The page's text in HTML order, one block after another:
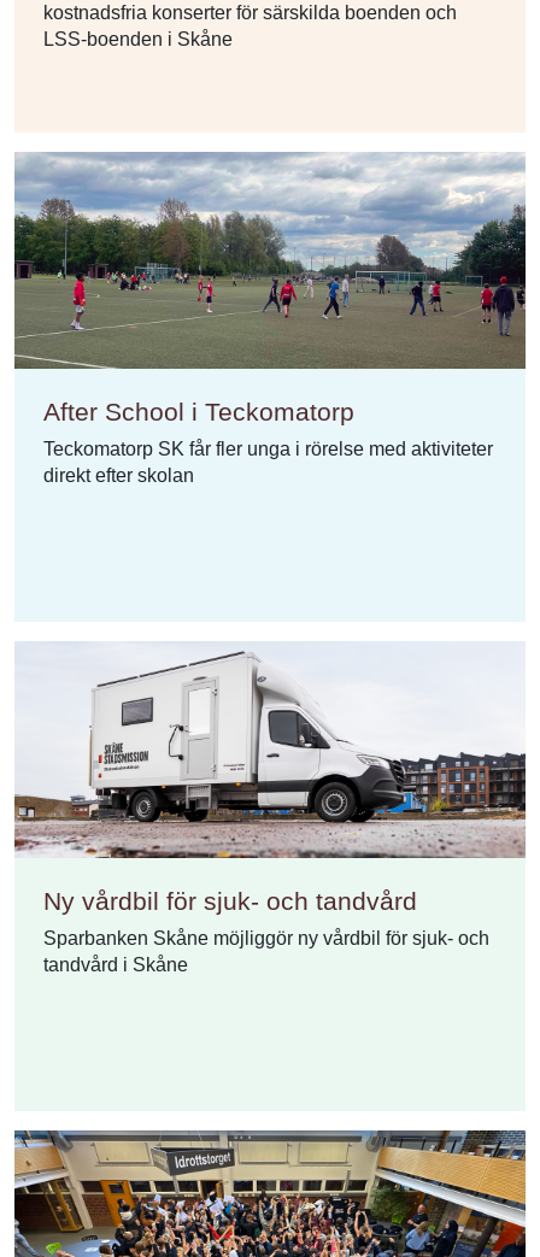
kostnadsfria konserter för särskilda boenden och
LSS-boenden i Skåne
After School i Teckomatorp
Teckomatorp SK får fler unga i rörelse med aktiviteter
direkt efter skolan
Ny vårdbil för sjuk- och tandvård
Sparbanken Skåne möjliggör ny vårdbil för sjuk- och
tandvård i Skåne